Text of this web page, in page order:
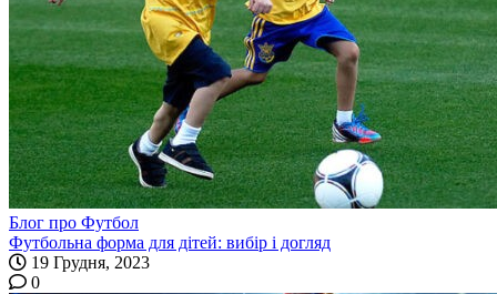
Блог про Футбол
Футбольна форма для дітей: вибір і догляд
19 Грудня, 2023
0